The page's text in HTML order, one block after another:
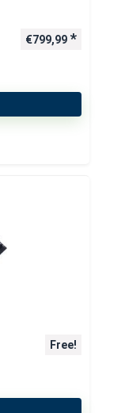
€799,99
Free!